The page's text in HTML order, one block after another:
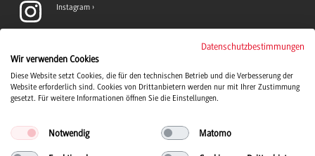
Instagram
LinkedIn
Datenschutzbestimmungen
Wir verwenden Cookies
Diese Website setzt Cookies, die für den technischen Betrieb und die Verbesserung der
Website erforderlich sind. Cookies von Drittanbietern werden nur mit Ihrer Zustimmung
gesetzt. Für weitere Informationen öffnen Sie die Einstellungen.
Notwendig Matomo